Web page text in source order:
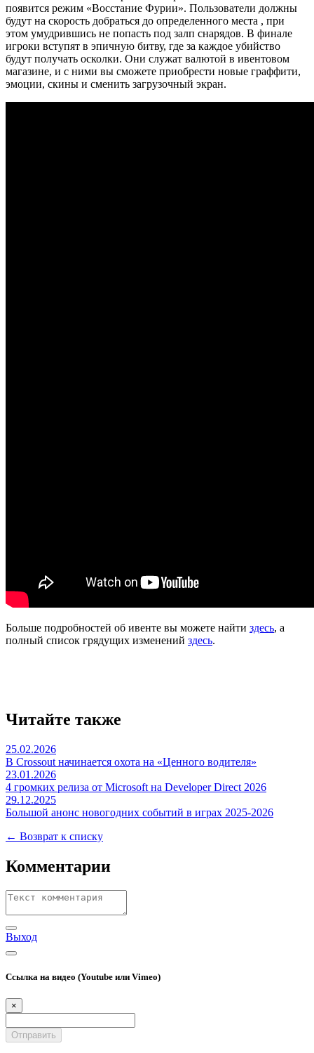
появится режим «Восстание Фурии». Пользователи должны
будут на скорость добраться до определенного места , при
этом умудрившись не попасть под залп снарядов. В финале
игроки вступят в эпичную битву, где за каждое убийство
будут получать осколки. Они служат валютой в ивентовом
магазине, и с ними вы сможете приобрести новые граффити,
эмоции, скины и сменить загрузочный экран.
Больше подробностей об ивенте вы можете найти здесь, а
полный список грядущих изменений здесь.
Читайте также
25.02.2026
В Crossout начинается охота на «Ценного водителя»
23.01.2026
4 громких релиза от Microsoft на Developer Direct 2026
29.12.2025
Большой анонс новогодних событий в играх 2025-2026
← Возврат к списку
Комментарии
Выход
Ссылка на видео (Youtube или Vimeo)
×